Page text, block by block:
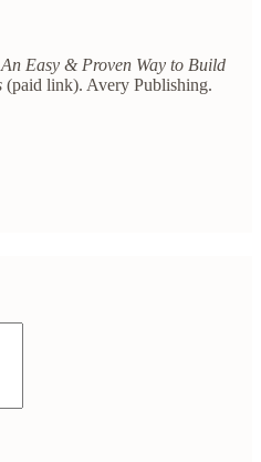
Easy & Proven Way to Build
(paid link). Avery Publishing.